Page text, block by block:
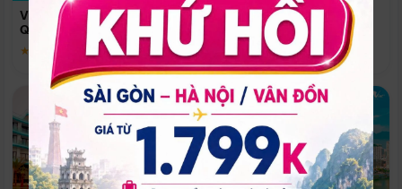
Vinpearl Resort & Spa Phu
Quoc
★ 5.0
Quoc
Phú Quốc
★ 5.0